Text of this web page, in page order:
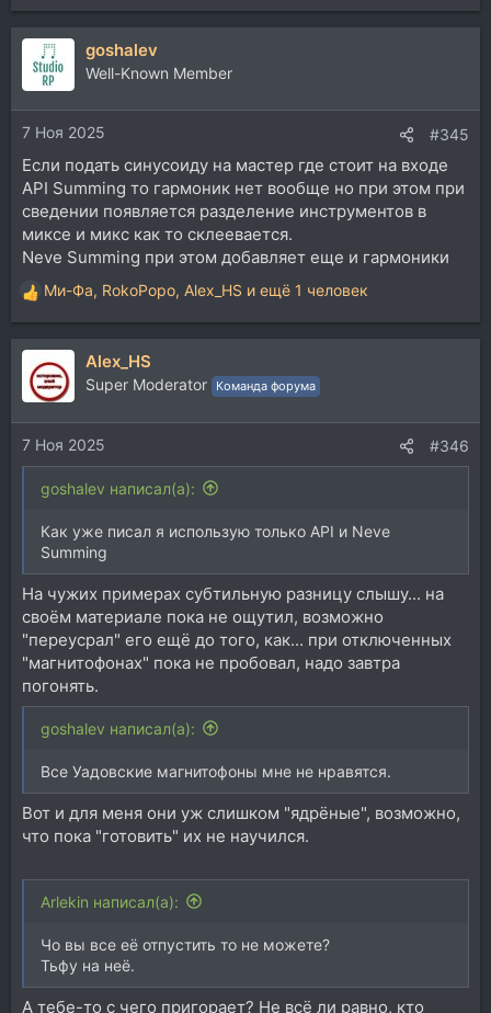
goshalev
Well-Known Member
7 Ноя 2025 #345
Если подать синусоиду на мастер где стоит на входе
API Summing то гармоник нет вообще но при этом при
сведении появляется разделение инструментов в
миксе и микс как то склеевается.
Neve Summing при этом добавляет еще и гармоники
Р
е
а
ц
и
и
:
Ми-Фа, RokoPopo, Alex_HS и ещё 1 человек
Alex_HS
Super Moderator Команда форума
7 Ноя 2025 #346
goshalev написал(а):
Как уже писал я использую только API и Neve
Summing
На чужих примерах субтильную разницу слышу... на
своём материале пока не ощутил, возможно
"переусрал" его ещё до того, как... при отключенных
"магнитофонах" пока не пробовал, надо завтра
погонять.
goshalev написал(а):
Все Уадовские магнитофоны мне не нравятся.
Вот и для меня они уж слишком "ядрёные", возможно,
что пока "готовить" их не научился.
Arlekin написал(а):
Чо вы все её отпустить то не можете?
Тьфу на неё.
А тебе-то с чего пригорает? Не всё ли равно, кто